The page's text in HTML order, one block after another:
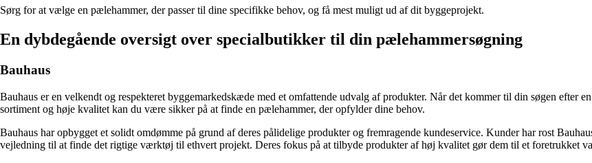
Sørg for at vælge en pælehammer, der passer til dine specifikke behov, og få mest muligt ud af dit byggeprojekt.
En dybdegående oversigt over specialbutikker til din pælehammersøgning
Bauhaus
Bauhaus er en velkendt og respekteret byggemarkedskæde med et omfattende udvalg af produkter. Når det kommer til din søgen efter
sortiment og høje kvalitet kan du være sikker på at finde en pælehammer, der opfylder dine behov.
Bauhaus har opbygget et solidt omdømme på grund af deres pålidelige produkter og fremragende kundeservice. Kunder har rost
vejledning til at finde det rigtige værktøj til ethvert projekt. Deres fokus på at tilbyde produkter af høj kvalitet gør dem til et foretrukket